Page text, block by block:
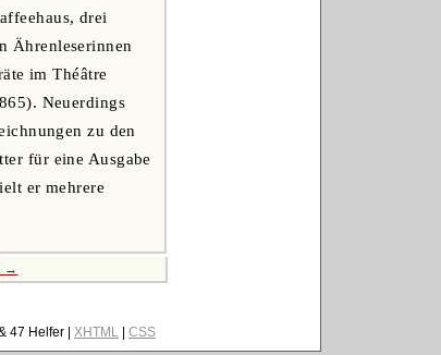
drei
Ährenleserinnen
im Théâtre
Neuerdings
zu den
für eine Ausgabe
er mehrere
→
47 Helfer | XHTML| CSS